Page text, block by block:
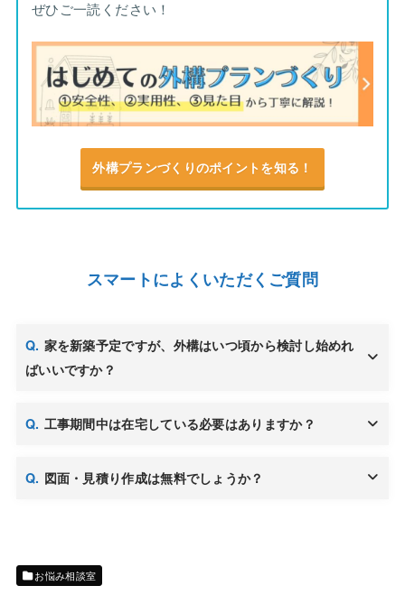
ぜひご一読ください！
外構プランづくりのポイントを知る！
スマートによくいただくご質問
家を新築予定ですが、外構はいつ頃から検討し始めれ
ばいいですか？
工事期間中は在宅している必要はありますか？
図面・見積り作成は無料でしょうか？
お悩み相談室